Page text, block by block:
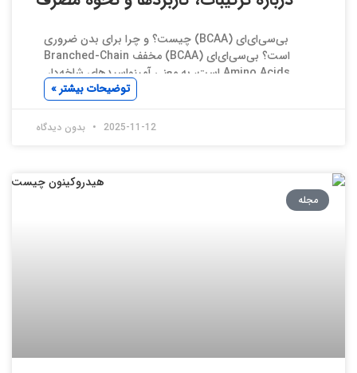
بی‌سی‌ای‌ای (BCAA) چیست؟ و چرا برای بدن ضروری
است؟ بی‌سی‌ای‌ای (BCAA) مخفف Branched-Chain
Amino Acids است، به معنی آمینواسیدهای شاخه‌دار.
توضیحات بیشتر »
2025-11-12 بدون دیدگاه
مجله